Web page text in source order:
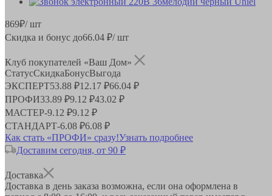
869₽/ шт
Скидка и бонус до66.04 ₽/ шт
Клуб покупателей «Ваш Дом»
СтатусСкидкаБонусВыгода
ЭКСПЕРТ53.88 ₽12.17 ₽66.04 ₽
ПРОФИ33.89 ₽9.12 ₽43.02 ₽
МАСТЕР-9.12 ₽9.12 ₽
СТАНДАРТ-6.08 ₽6.08 ₽
Как стать «ПРОФИ» сразу!Узнать подробнее
Доставим сегодня, от 90 ₽
Доставка
Доставка в день заказа возможна, если она оформлена в